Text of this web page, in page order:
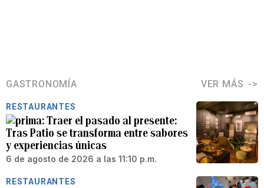
GASTRONOMÍA VER MÁS
RESTAURANTES
Traer el pasado al presente:
Tras Patio se transforma entre sabores
y experiencias únicas
6 de agosto de 2026 a las 11:10 p.m.
RESTAURANTES